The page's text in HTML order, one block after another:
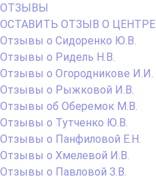
ОТЗЫВЫ
ОСТАВИТЬ ОТЗЫВ О ЦЕНТРЕ
Отзывы о Сидоренко Ю.В.
Отзывы о Ридель Н.В.
Отзывы о Огородникове И.И.
Отзывы о Рыжковой И.В.
Отзывы об Оберемок М.В.
Отзывы о Тутченко Ю.В.
Отзывы о Панфиловой Е.Н.
Отзывы о Хмелевой И.В.
Отзывы о Павловой З.В.